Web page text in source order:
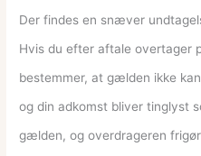
Der findes en snæver
Hvis du efter aftale overtager
bestemmer, at gælden ikke
og din adkomst bliver tinglyst
gælden, og overdrageren